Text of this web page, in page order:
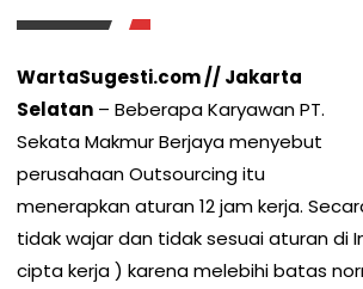
WartaSugesti.com // Jakarta
Selatan – Beberapa Karyawan PT.
Sekata Makmur Berjaya menyebut
perusahaan Outsourcing itu
menerapkan aturan 12 jam kerja.
tidak wajar dan tidak sesuai aturan di
cipta kerja ) karena melebihi batas